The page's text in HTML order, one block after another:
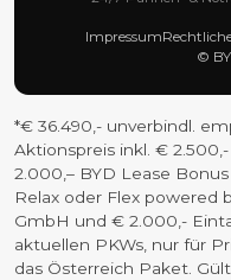
Impressum
©
*€ 36.490,- unverbindl.
Aktionspreis inkl. €
2.000,– BYD Lease
Relax oder Flex powered
GmbH und € 2.000,-
aktuellen PKWs, nur für
das Österreich Paket.